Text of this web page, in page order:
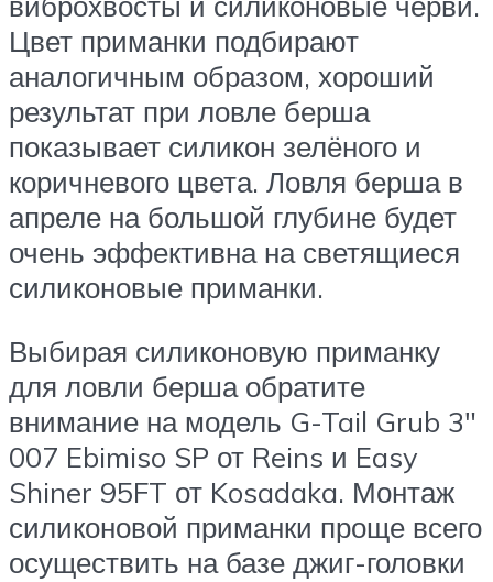
Цвет приманки подбирают
аналогичным образом, хороший
результат при ловле берша
показывает силикон зелёного и
коричневого цвета. Ловля берша в
апреле на большой глубине будет
очень эффективна на светящиеся
силиконовые приманки.
Выбирая силиконовую приманку
для ловли берша обратите
внимание на модель G-Tail Grub 3″
007 Ebimiso SP от Reins и Easy
Shiner 95FT от Kosadaka. Монтаж
силиконовой приманки проще всего
осуществить на базе джиг-головки